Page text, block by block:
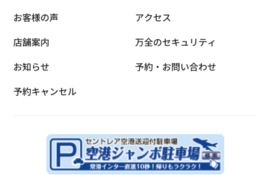
お客様の声
アクセス
店舗案内
万全のセキュリティ
お知らせ
予約・お問い合わせ
予約キャンセル